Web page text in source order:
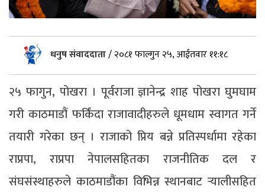
धनुष संवाददाता/२०८१ फाल्गुन २५, आईतवार ११:१८
२५ फागुन, पोखरा । पूर्वराजा ज्ञानेन्द्र शाह पोखरा घुमघाम
गरी काठमाडौं फर्किंदा राजावादीहरुले धूमधाम स्वागत गर्ने
तयारी गरेका छन् । राजाको प्रिय बन्ने प्रतिस्पर्धामा रहेका
राप्रपा, राप्रपा नेपालसहितका राजनीतिक दल र
संघसंस्थाहरुले काठमाडौंका विभिन्न स्थानबाट र्‍यालीसहित